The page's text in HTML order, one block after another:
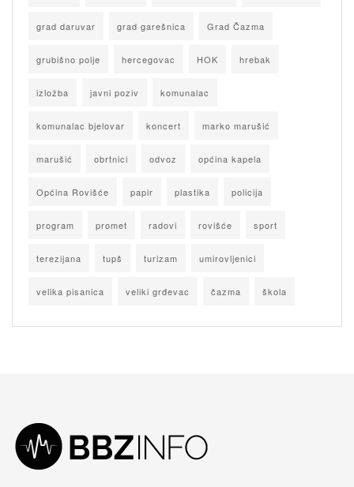
grad daruvar grad garešnica Grad Čazma
grubišno polje hercegovac HOK hrebak
izložba javni poziv komunalac
komunalac bjelovar koncert marko marušić
marušić obrtnici odvoz općina kapela
Općina Rovišće papir plastika policija
program promet radovi rovišće sport
terezijana tupš turizam umirovljenici
velika pisanica veliki grđevac čazma škola